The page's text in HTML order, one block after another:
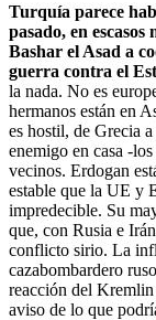
Turquía parece
pasado, en
Bashar el Asad a
guerra contra el
la nada. No es
hermanos están en
es hostil, de Grecia
enemigo en casa -
vecinos. Erdogan
estable que la UE y
impredecible. Su
que, con Rusia e
conflicto sirio. La
cazabombardero
reacción del Kremlin
aviso de lo que